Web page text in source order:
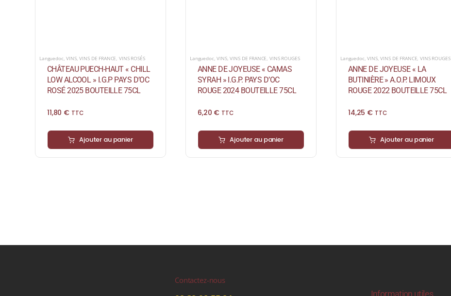
Languedoc ,VINS,VINS DE FRANCE ,VINS ROSÉS
CHÂTEAU PUECH-HAUT « CHILL
LOW ALCOOL » I.G.P PAYS D’OC
ROSÉ 2025 BOUTEILLE 75CL
11,80 € TTC
Ajouter au panier
Languedoc ,VINS,VINS DE FRANCE ,VINS ROUGES
ANNE DE JOYEUSE « CAMAS
SYRAH » I.G.P. PAYS D’OC
ROUGE 2024 BOUTEILLE 75CL
6,20 € TTC
Ajouter au panier
Languedoc,VINS,VINS DE FRANCE,VINS ROUGES
ANNE DE JOYEUSE « LA
BUTINIÈRE » A.O.P. LIMOUX
ROUGE 2022 BOUTEILLE 75CL
14,25 € TTC
Ajouter au panier
Contactez-nous
Information utiles